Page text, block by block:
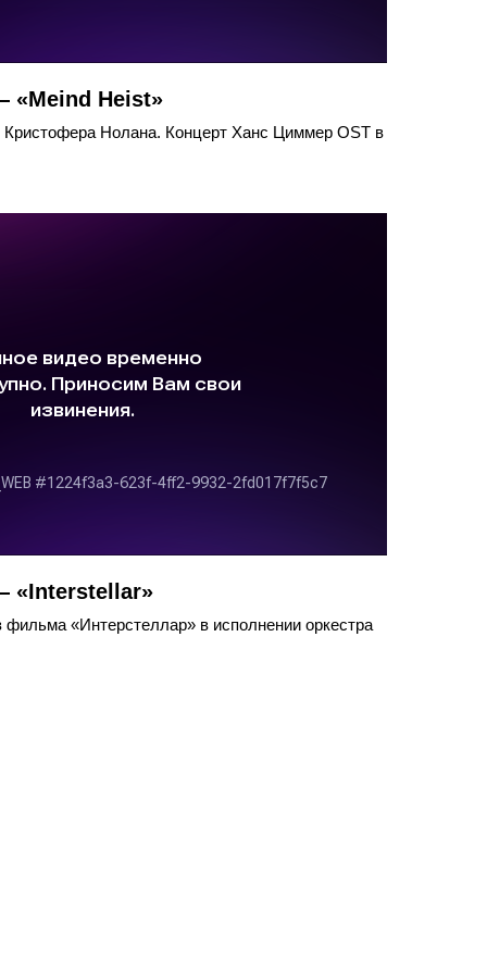
«Meind Heist»
Нолана. Концерт Ханс Циммер OST в
«Interstellar»
«Интерстеллар» в исполнении оркестра